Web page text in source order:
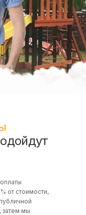
от стоимости,
затем мы